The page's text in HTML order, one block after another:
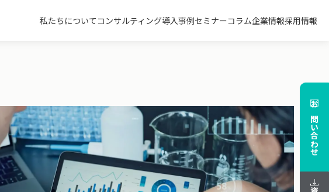
私たちについてコンサルティング導入事例セミナーコラム企業情報採用情報
お問い合わせ